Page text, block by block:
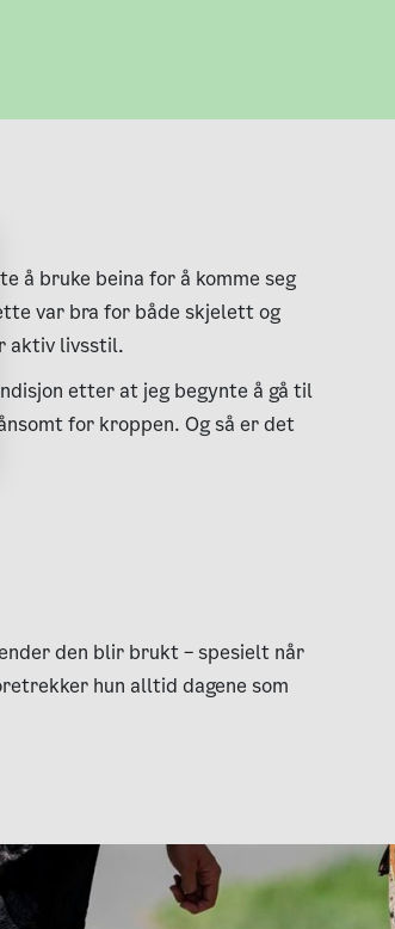
å bruke beina for å komme seg
var bra for både skjelett og
aktiv livsstil.
etter at jeg begynte å gå til
for kroppen. Og så er det
den blir brukt – spesielt når
hun alltid dagene som